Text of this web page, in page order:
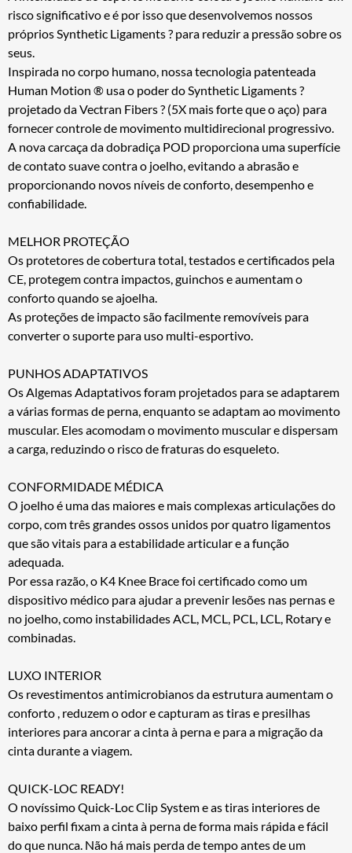
risco significativo e é por isso que desenvolvemos nossos
próprios Synthetic Ligaments ? para reduzir a pressão sobre os
seus.
Inspirada no corpo humano, nossa tecnologia patenteada
Human Motion ® usa o poder do Synthetic Ligaments ?
projetado da Vectran Fibers ? (5X mais forte que o aço) para
fornecer controle de movimento multidirecional progressivo.
A nova carcaça da dobradiça POD proporciona uma superfície
de contato suave contra o joelho, evitando a abrasão e
proporcionando novos níveis de conforto, desempenho e
confiabilidade.
MELHOR PROTEÇÃO
Os protetores de cobertura total, testados e certificados pela
CE, protegem contra impactos, guinchos e aumentam o
conforto quando se ajoelha.
As proteções de impacto são facilmente removíveis para
converter o suporte para uso multi-esportivo.
PUNHOS ADAPTATIVOS
Os Algemas Adaptativos foram projetados para se adaptarem
a várias formas de perna, enquanto se adaptam ao movimento
muscular. Eles acomodam o movimento muscular e dispersam
a carga, reduzindo o risco de fraturas do esqueleto.
CONFORMIDADE MÉDICA
O joelho é uma das maiores e mais complexas articulações do
corpo, com três grandes ossos unidos por quatro ligamentos
que são vitais para a estabilidade articular e a função
adequada.
Por essa razão, o K4 Knee Brace foi certificado como um
dispositivo médico para ajudar a prevenir lesões nas pernas e
no joelho, como instabilidades ACL, MCL, PCL, LCL, Rotary e
combinadas.
LUXO INTERIOR
Os revestimentos antimicrobianos da estrutura aumentam o
conforto , reduzem o odor e capturam as tiras e presilhas
interiores para ancorar a cinta à perna e para a migração da
cinta durante a viagem.
QUICK-LOC READY!
O novíssimo Quick-Loc Clip System e as tiras interiores de
baixo perfil fixam a cinta à perna de forma mais rápida e fácil
do que nunca. Não há mais perda de tempo antes de um